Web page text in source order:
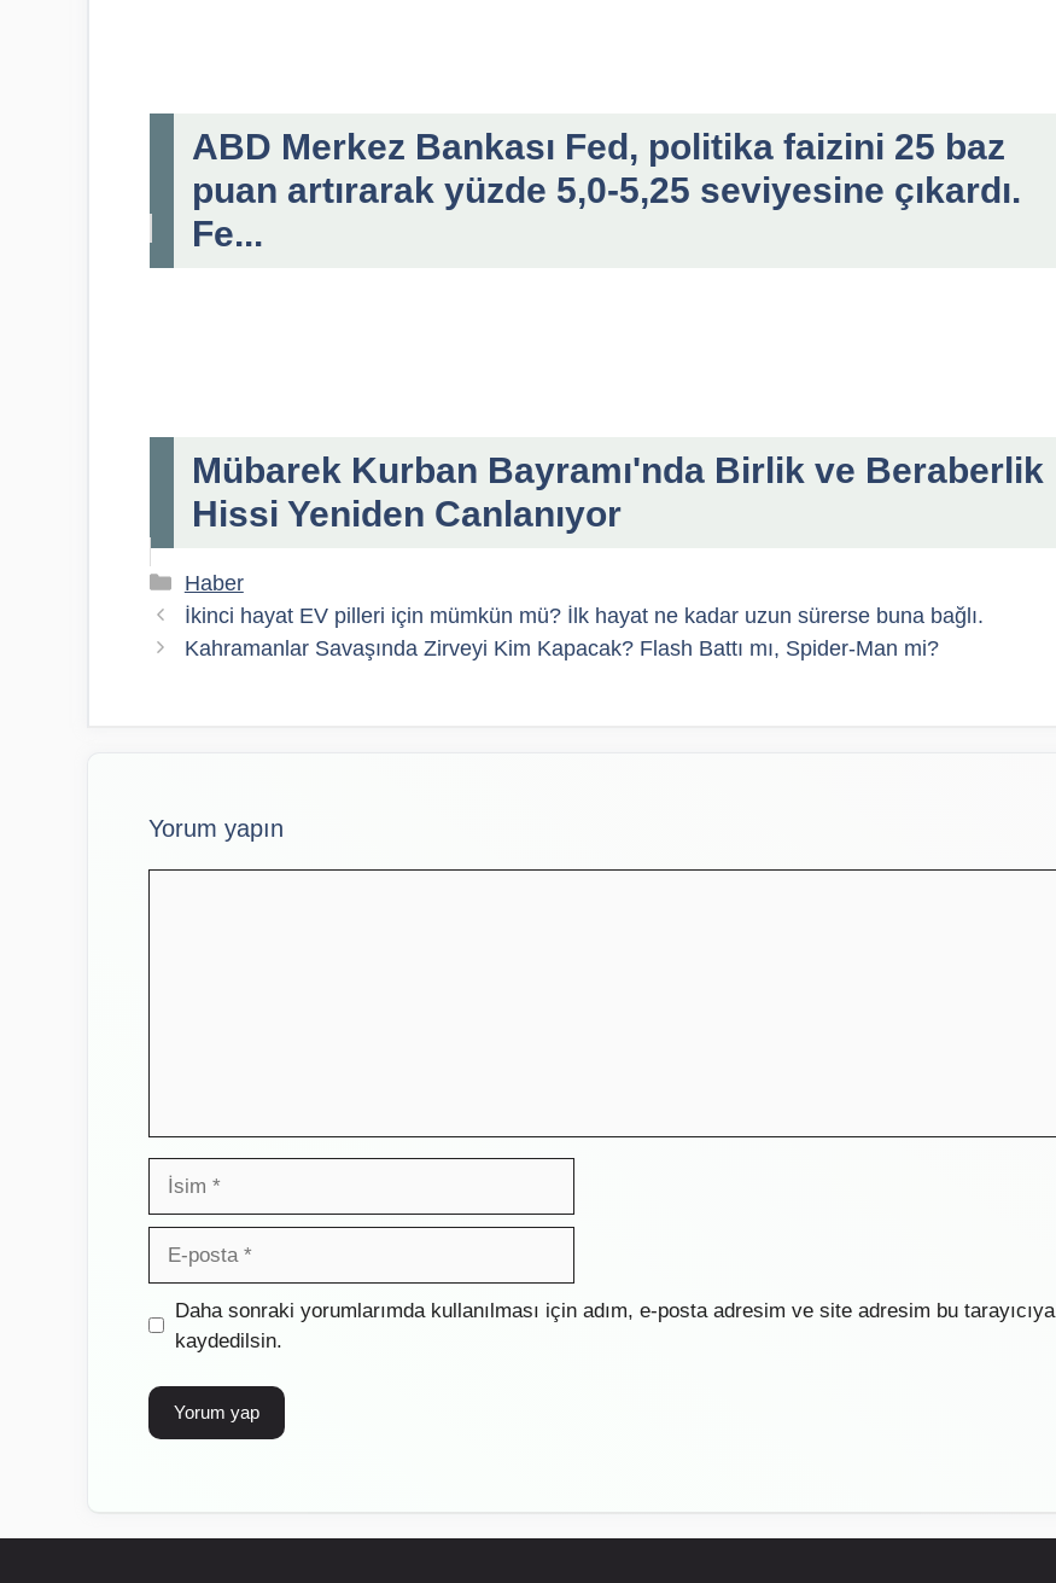
ABD Merkez Bankası Fed, politika faizini 25 baz
puan artırarak yüzde 5,0-5,25 seviyesine çıkardı.
Fe...
Mübarek Kurban Bayramı'nda Birlik ve Beraberlik
Hissi Yeniden Canlanıyor
Kategoriler
Haber
İkinci hayat EV pilleri için mümkün mü? İlk hayat ne kadar uzun sürerse buna bağlı.
Kahramanlar Savaşında Zirveyi Kim Kapacak? Flash Battı mı, Spider-Man mi?
Yorum yapın
İsim
posta
İnternet
sitesi
Daha sonraki yorumlarımda kullanılması için adım, e-posta adresim ve site adresim bu tarayıcıya
kaydedilsin.